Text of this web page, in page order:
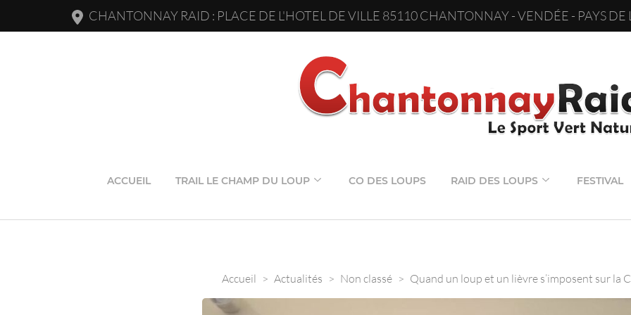
CHANTONNAY RAID : PLACE DE L'HOTEL DE VILLE 85110 CHANTONNAY - VENDÉE - PAYS DE
ACCUEIL TRAIL LE CHAMP DU LOUP CO DES LOUPS RAID DES LOUPS FESTIVAL
Accueil > Actualités > Non classé > Quand un loup et un lièvre s’imposent sur la